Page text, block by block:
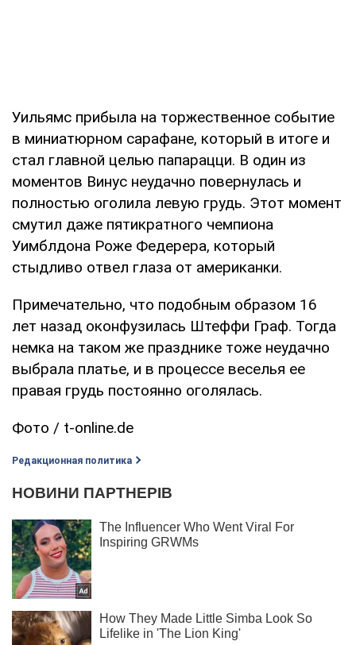
Уильямс прибыла на торжественное событие
в миниатюрном сарафане, который в итоге и
стал главной целью папарацци. В один из
моментов Винус неудачно повернулась и
полностью оголила левую грудь. Этот момент
смутил даже пятикратного чемпиона
Уимблдона Роже Федерера, который
стыдливо отвел глаза от американки.
Примечательно, что подобным образом 16
лет назад оконфузилась Штеффи Граф. Тогда
немка на таком же празднике тоже неудачно
выбрала платье, и в процессе веселья ее
правая грудь постоянно оголялась.
Фото / t-online.de
Редакционная политика